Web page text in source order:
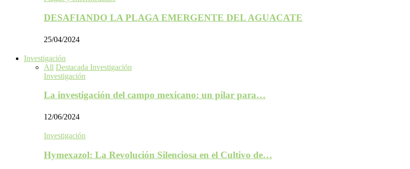
DESAFIANDO LA PLAGA EMERGENTE DEL AGUACATE
25/04/2024
Investigación
All Destacada Investigación
Investigación
La investigación del campo mexicano: un pilar para…
12/06/2024
Investigación
Hymexazol: La Revolución Silenciosa en el Cultivo de…